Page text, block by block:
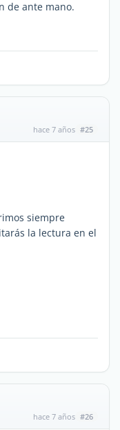
de ante mano.
hace 7 años #25
siempre
la lectura en el
hace 7 años #26